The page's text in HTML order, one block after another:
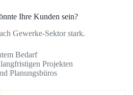
Ihre Kunden sein?
Gewerke-Sektor stark.
Bedarf
Projekten
Planungsbüros